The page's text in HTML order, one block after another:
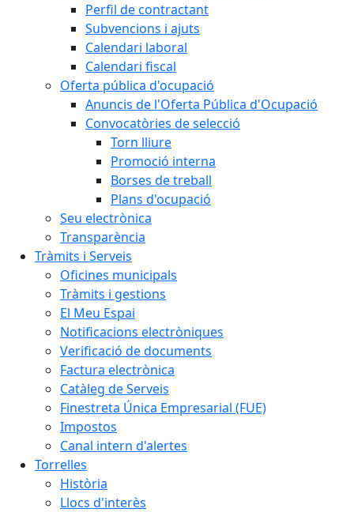
Perfil de contractant
Subvencions i ajuts
Calendari laboral
Calendari fiscal
Oferta pública d'ocupació
Anuncis de l'Oferta Pública d'Ocupació
Convocatòries de selecció
Torn lliure
Promoció interna
Borses de treball
Plans d'ocupació
Seu electrònica
Transparència
Tràmits i Serveis
Oficines municipals
Tràmits i gestions
El Meu Espai
Notificacions electròniques
Verificació de documents
Factura electrònica
Catàleg de Serveis
Finestreta Única Empresarial (FUE)
Impostos
Canal intern d'alertes
Torrelles
Història
Llocs d'interès